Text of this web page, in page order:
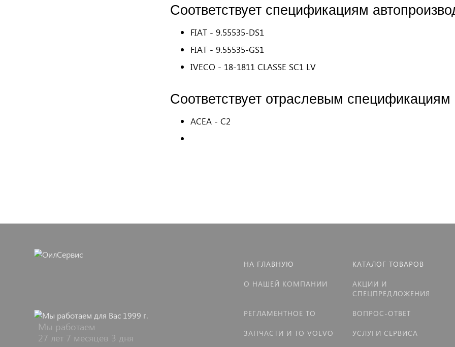
Соответствует спецификациям
FIAT - 9.55535-DS1
FIAT - 9.55535-GS1
IVECO - 18-1811 CLASSE SC1 LV
Соответствует отраслевым спецификациям
ACEA - C2
Мы работаем
27 лет 7 месяцев 3 дня
НА ГЛАВНУЮ КАТАЛОГ ТОВАРОВ
О НАШЕЙ КОМПАНИИ
АКЦИИ И
СПЕЦПРЕДЛОЖЕНИЯ
РЕГЛАМЕНТНОЕ ТО ВОПРОС-ОТВЕТ
ЗАПЧАСТИ И ТО VOLVO УСЛУГИ СЕРВИСА